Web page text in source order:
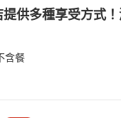
供多種享受方式
含餐